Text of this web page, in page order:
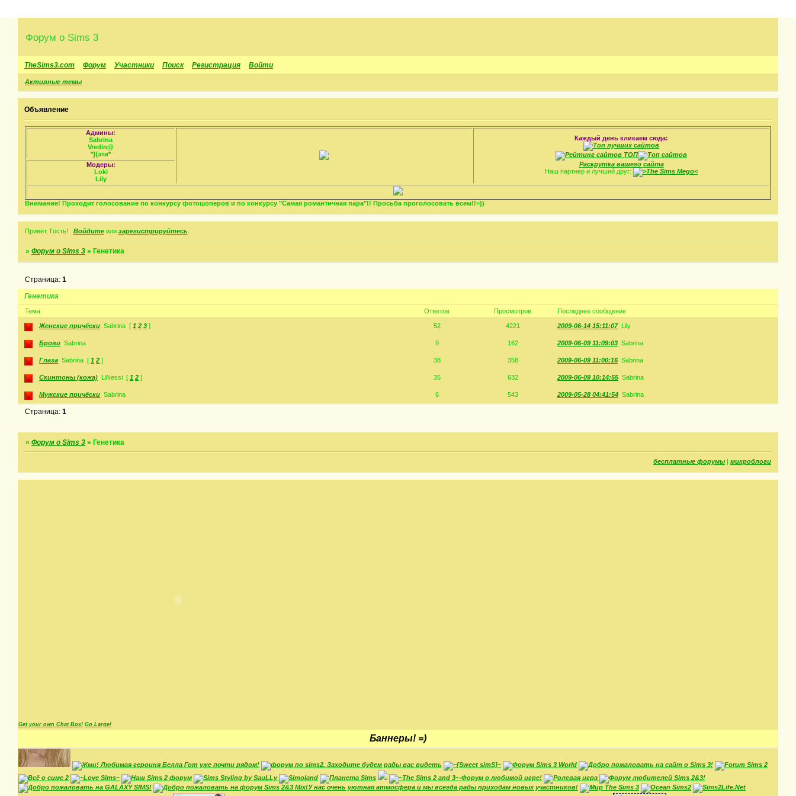
Форум о Sims 3
TheSims3.com Форум Участники Поиск Регистрация Войти
Активные темы
Объявление
Админы:
Sabrina
Vredin@
*]{эти*
Каждый день кликаем сюда:
Раскрутка вашего сайта
Наш партнер и лучший друг:
Модеры:
Loki
Lily
Внимание! Проходит голосование по конкурсу фотошоперов и по конкурсу "Самая романтичная пара"!! Просьба проголосовать всем!!=))
Привет, Гость! Войдитеили зарегистрируйтесь
»Форум о Sims 3 » Генетика
Генетика
Страница:1
Тема Ответов Просмотров Последнее сообщение
Женские причёски Sabrina [ 1 2 3 ] 52 4221 2009-06-14 15:11:07 Lily
Брови Sabrina 9 162 2009-06-09 11:09:03 Sabrina
Глаза Sabrina [ 1 2 ] 38 358 2009-06-09 11:00:16 Sabrina
Скинтоны (кожа) LiNessi [ 1 2 ] 35 632 2009-06-09 10:14:55 Sabrina
Мужские причёски Sabrina 6 543 2009-05-28 04:41:54 Sabrina
Страница:1
»Форум о Sims 3 » Генетика
бесплатные форумы| микроблоги
Get your own Chat Box! Go Large!
Баннеры! =)